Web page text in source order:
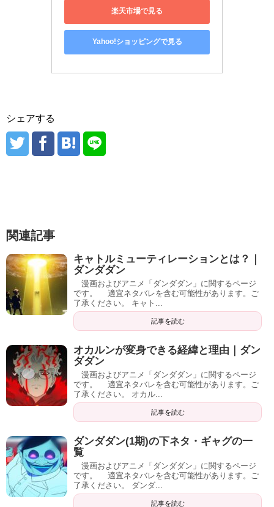
楽天市場で見る
Yahoo!ショッピングで見る
シェアする
関連記事
キャトルミューティレーションとは？｜
ダンダダン
漫画およびアニメ「ダンダダン」に関するページ
です。 適宜ネタバレを含む可能性があります。ご
了承ください。 キャト...
記事を読む
オカルンが変身できる経緯と理由｜ダン
ダダン
漫画およびアニメ「ダンダダン」に関するページ
です。 適宜ネタバレを含む可能性があります。ご
了承ください。 オカル...
記事を読む
ダンダダン(1期)の下ネタ・ギャグの一
覧
漫画およびアニメ「ダンダダン」に関するページ
です。 適宜ネタバレを含む可能性があります。ご
了承ください。 ダンダ...
記事を読む